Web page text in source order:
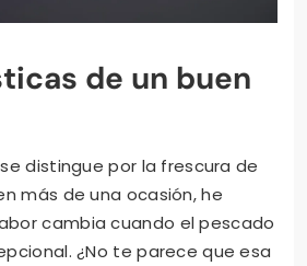
de un buen
distingue por la frescura de
más de una ocasión, he
cambia cuando el pescado
¿No te parece que esa